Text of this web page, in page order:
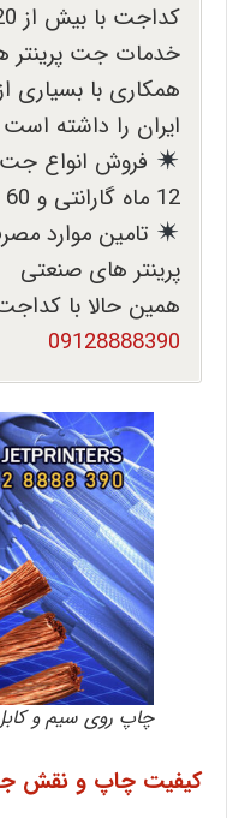
خدمات جت پرینتر
همکاری با بسیاری
ایران را داشته است .
فروش انواع جت
12 ماه گارانتی و 60 ماه خدمات پس از فروش
تامین موارد
پرینتر های صنعتی
همین حالا با کداجت
09128888390
چاپ روی سیم و کابل
کیفیت چاپ و نقش